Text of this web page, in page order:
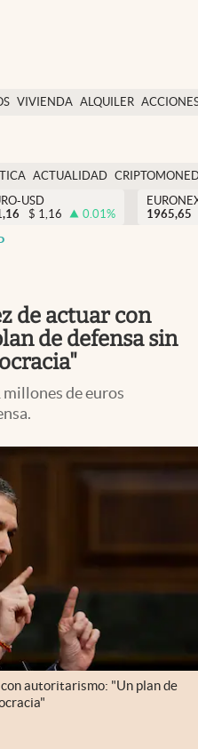
VIVIENDA ALQUILER
USA
ACTUALIDAD
USD
$ 1,16 0.01%
1965,65
de actuar con
de defensa sin
de euros
con autoritarismo: "Un plan de